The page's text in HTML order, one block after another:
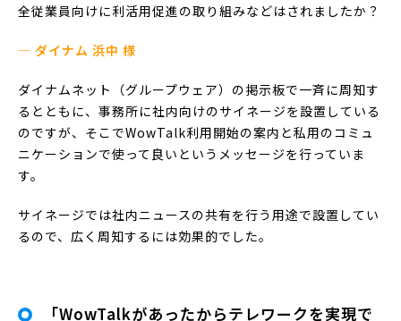
全従業員向けに利活用促進の取り組みなどはされましたか？
— ダイナム 浜中 様
ダイナムネット（グループウェア）の掲示板で一斉に周知す
るとともに、事務所に社内向けのサイネージを設置している
のですが、そこでWowTalk利用開始の案内と私用のコミュ
ニケーションで使って良いというメッセージを行っていま
す。
サイネージでは社内ニュースの共有を行う用途で設置してい
るので、広く周知するには効果的でした。
「WowTalkがあったからテレワークを実現で